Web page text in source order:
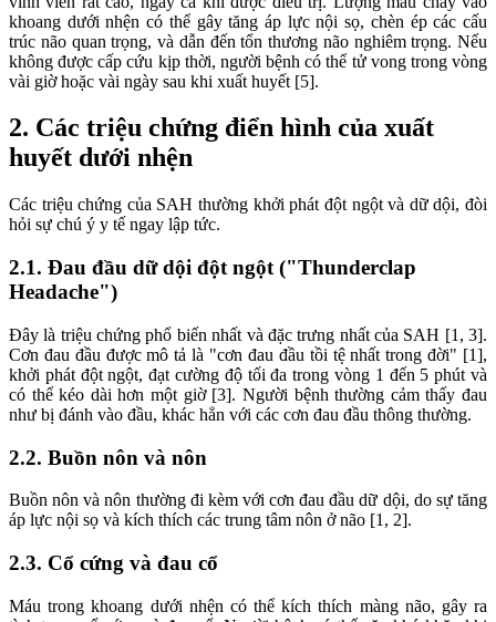
khoang dưới nhện có thể gây tăng áp lực nội sọ, chèn ép các cấu
trúc não quan trọng, và dẫn đến tổn thương não nghiêm trọng. Nếu
không được cấp cứu kịp thời, người bệnh có thể tử vong trong vòng
vài giờ hoặc vài ngày sau khi xuất huyết [5].
2. Các triệu chứng điển hình của xuất
huyết dưới nhện
Các triệu chứng của SAH thường khởi phát đột ngột và dữ dội, đòi
hỏi sự chú ý y tế ngay lập tức.
2.1. Đau đầu dữ dội đột ngột ("Thunderclap
Headache")
Đây là triệu chứng phổ biến nhất và đặc trưng nhất của SAH [1, 3].
Cơn đau đầu được mô tả là "cơn đau đầu tồi tệ nhất trong đời" [1],
khởi phát đột ngột, đạt cường độ tối đa trong vòng 1 đến 5 phút và
có thể kéo dài hơn một giờ [3]. Người bệnh thường cảm thấy đau
như bị đánh vào đầu, khác hẳn với các cơn đau đầu thông thường.
2.2. Buồn nôn và nôn
Buồn nôn và nôn thường đi kèm với cơn đau đầu dữ dội, do sự tăng
áp lực nội sọ và kích thích các trung tâm nôn ở não [1, 2].
2.3. Cổ cứng và đau cổ
Máu trong khoang dưới nhện có thể kích thích màng não, gây ra